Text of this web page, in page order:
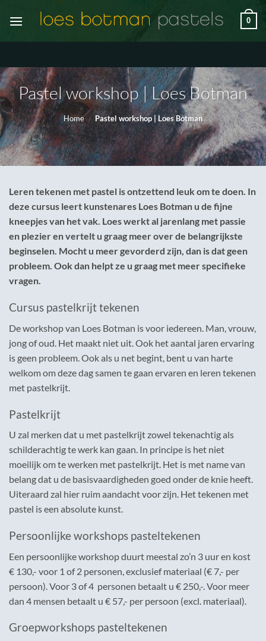
0
Pastel workshop | Loes Botman
Home / Pastel workshop | Loes Botman
Leren tekenen met pastel is ontzettend leuk om te doen. In
deze cursus leert kunstenares Loes Botman u de fijne
kneepjes van het vak. Loes werkt al jarenlang met passie
en plezier en vertelt u graag meer over de belangrijkste
beginselen. Mocht u meer gevorderd zijn, dan is dat geen
probleem. Ook dan helpt ze u graag met meer specifieke
vragen.
Cursus pastelkrijt tekenen
De workshop van Loes Botman is voor iedereen. Man, vrouw,
jong of oud. Het maakt niet uit. Ook het aantal jaren ervaring
is geen probleem. Ook als u net begint, bent u van harte
welkom om deze dag samen te gaan ervaren en leren tekenen
met pastelkrijt.
Pastelkrijt
U zal merken dat u met pastelkrijt zowel tekenachtig als
schilderachtig te werk kan gaan. In principe is het niet
moeilijk om te werken met pastelkrijt. Het is met name van
belang dat u de basisvaardigheden goed onder de knie heeft.
Uiteraard zal hier ruim aandacht voor zijn. Het tekenen met
pastel is een absolute kunst.
Persoonlijke workshops pasteltekenen
Een persoonlijke workshop duurt meestal zo’n 3 uur en kost
€ 130,- voor 1 of 2 personen, exclusief materiaal (€ 7,- per
persoon). Voor 3 of 4 personen betaalt u € 250,-. Voor meer
dan 4 mensen betaalt u € 57,- per persoon (excl. materiaal).
Groepworkshops pasteltekenen